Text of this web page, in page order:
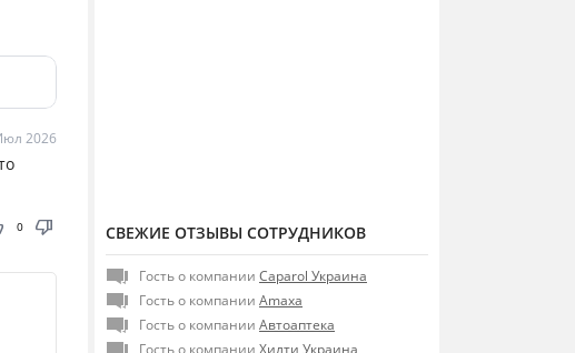
2026
thumb_down
0 СВЕЖИЕ ОТЗЫВЫ СОТРУДНИКОВ
Гость о компании Caparol Украина
Гость о компании Amaxa
Гость о компании Автоаптека
Гость о компании Хилти Украина